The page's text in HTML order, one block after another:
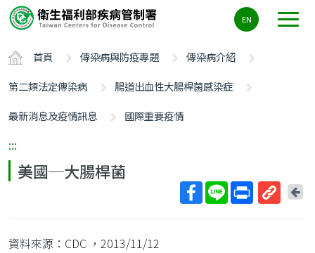
要
容
ALT+C
EN
首頁 傳染病與防疫專題
傳染病介紹
第二類法定傳染病
腸道出血性大腸桿菌感染症
最新消息及疫情訊息
國際重要疫情
:::
美國─大腸桿菌
回
資料來源：CDC ，2013/11/12